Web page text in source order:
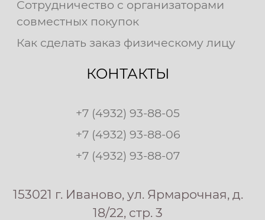
Сотрудничество с организаторами
совместных покупок
Как сделать заказ физическому лицу
КОНТАКТЫ
+7 (4932) 93-88-05
+7 (4932) 93-88-06
+7 (4932) 93-88-07
153021 г. Иваново, ул. Ярмарочная, д.
18/22, стр. 3